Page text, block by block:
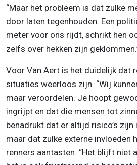
“Maar het probleem is dat zulke
door laten tegenhouden. Een
meter voor ons rijdt, schrikt hen
zelfs over hekken zijn
Voor Van Aert is het duidelijk dat
situaties weerloos zijn. “Wij
maar veroordelen. Je hoopt
ingrijpt en dat die mensen tot
benadrukt dat er altijd risico’s
maar dat zulke externe invloeden
renners aantasten. “Het blijft niet